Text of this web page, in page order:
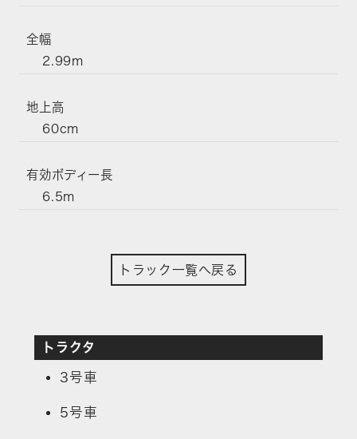
トラクタ
3号車
5号車
全幅
2.99m
地上高
60cm
有効ボディー長
6.5m
トラック一覧へ戻る